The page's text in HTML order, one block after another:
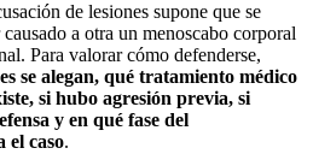
de lesiones supone que se
a otra un menoscabo corporal
Para valorar cómo defenderse,
se alegan, qué tratamiento médico
si hubo agresión previa, si
y en qué fase del
el caso.